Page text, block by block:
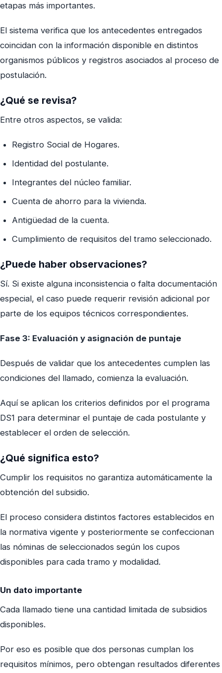
etapas más importantes.
El sistema verifica que los antecedentes entregados
coincidan con la información disponible en distintos
organismos públicos y registros asociados al proceso de
postulación.
¿Qué se revisa?
Entre otros aspectos, se valida:
Registro Social de Hogares.
Identidad del postulante.
Integrantes del núcleo familiar.
Cuenta de ahorro para la vivienda.
Antigüedad de la cuenta.
Cumplimiento de requisitos del tramo seleccionado.
¿Puede haber observaciones?
Sí. Si existe alguna inconsistencia o falta documentación
especial, el caso puede requerir revisión adicional por
parte de los equipos técnicos correspondientes.
Fase 3: Evaluación y asignación de puntaje
Después de validar que los antecedentes cumplen las
condiciones del llamado, comienza la evaluación.
Aquí se aplican los criterios definidos por el programa
DS1 para determinar el puntaje de cada postulante y
establecer el orden de selección.
¿Qué significa esto?
Cumplir los requisitos no garantiza automáticamente la
obtención del subsidio.
El proceso considera distintos factores establecidos en
la normativa vigente y posteriormente se confeccionan
las nóminas de seleccionados según los cupos
disponibles para cada tramo y modalidad.
Un dato importante
Cada llamado tiene una cantidad limitada de subsidios
disponibles.
Por eso es posible que dos personas cumplan los
requisitos mínimos, pero obtengan resultados diferentes